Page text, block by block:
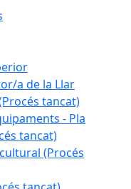
a de la Llar
tancat)
- Pla
tancat)
(Procés